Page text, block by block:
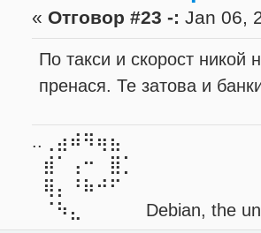
« Отговор #23 -: Jan 06,
По такси и скорост
пренася. Те затова и
..⢀⣴⠾⠻⢶⣦⠀
⣾⠁⢠⠒⠀⣿⡁
⢿⡄⠘⠷⠚⠋
⠈⠳⣄⠀⠀⠀⠀ Debian, the